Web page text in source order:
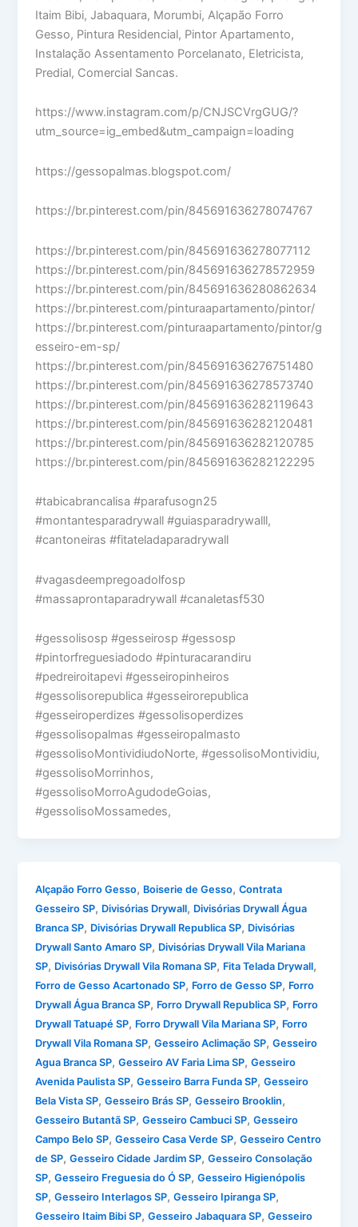
Itaim Bibi, Jabaquara, Morumbi, Alçapão Forro
Gesso, Pintura Residencial, Pintor Apartamento,
Instalação Assentamento Porcelanato, Eletricista,
Predial, Comercial Sancas.
https://www.instagram.com/p/CNJSCVrgGUG/?
utm_source=ig_embed&utm_campaign=loading
https://gessopalmas.blogspot.com/
https://br.pinterest.com/pin/845691636278074767
https://br.pinterest.com/pin/845691636278077112
https://br.pinterest.com/pin/845691636278572959
https://br.pinterest.com/pin/845691636280862634
https://br.pinterest.com/pinturaapartamento/pintor/
https://br.pinterest.com/pinturaapartamento/pintor/g
esseiro-em-sp/
https://br.pinterest.com/pin/845691636276751480
https://br.pinterest.com/pin/845691636278573740
https://br.pinterest.com/pin/845691636282119643
https://br.pinterest.com/pin/845691636282120481
https://br.pinterest.com/pin/845691636282120785
https://br.pinterest.com/pin/845691636282122295
#tabicabrancalisa #parafusogn25
#montantesparadrywall #guiasparadrywalll,
#cantoneiras #fitateladaparadrywall
#vagasdeempregoadolfosp
#massaprontaparadrywall #canaletasf530
#gessolisosp #gesseirosp #gessosp
#pintorfreguesiadodo #pinturacarandiru
#pedreiroitapevi #gesseiropinheiros
#gessolisorepublica #gesseirorepublica
#gesseiroperdizes #gessolisoperdizes
#gessolisopalmas #gesseiropalmasto
#gessolisoMontividiudoNorte, #gessolisoMontividiu,
#gessolisoMorrinhos,
#gessolisoMorroAgudodeGoias,
#gessolisoMossamedes,
Alçapão Forro Gesso, Boiserie de Gesso,Contrata
Gesseiro SP, Divisórias Drywall, Divisórias Drywall Água
Branca SP, Divisórias Drywall Republica SP, Divisórias
Drywall Santo Amaro SP, Divisórias Drywall Vila Mariana
SP, Divisórias Drywall Vila Romana SP, Fita Telada Drywall,
Forro de Gesso Acartonado SP, Forro de Gesso SP, Forro
Drywall Água Branca SP, Forro Drywall Republica SP, Forro
Drywall Tatuapé SP, Forro Drywall Vila Mariana SP, Forro
Drywall Vila Romana SP,Gesseiro Aclimação SP,Gesseiro
Agua Branca SP,Gesseiro AV Faria Lima SP,Gesseiro
Avenida Paulista SP,Gesseiro Barra Funda SP,Gesseiro
Bela Vista SP,Gesseiro Brás SP,Gesseiro Brooklin,
Gesseiro Butantã SP,Gesseiro Cambuci SP,Gesseiro
Campo Belo SP,Gesseiro Casa Verde SP,Gesseiro Centro
de SP,Gesseiro Cidade Jardim SP,Gesseiro Consolação
SP,Gesseiro Freguesia do Ó SP,Gesseiro Higienópolis
SP,Gesseiro Interlagos SP,Gesseiro Ipiranga SP,
Gesseiro Itaim Bibi SP,Gesseiro Jabaquara SP,Gesseiro